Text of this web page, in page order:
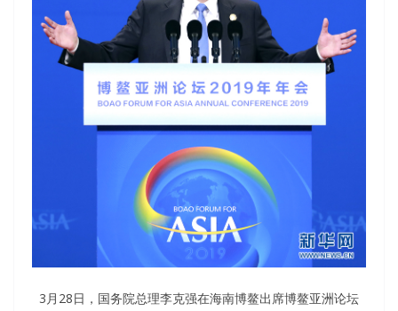
3月28日，国务院总理李克强在海南博鳌出席博鳌亚洲论坛